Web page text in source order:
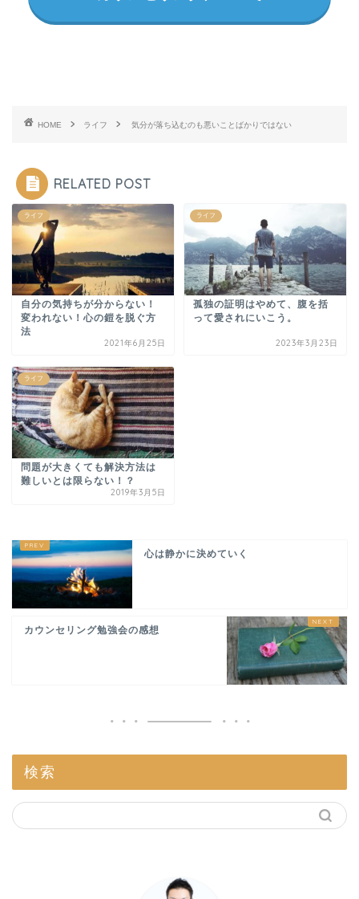
HOME ライフ 気分が落ち込むのも悪いことばかりではない
RELATED POST
ライフ
自分の気持ちが分からない！
変われない！心の鎧を脱ぐ方
法
2021年6月25日
ライフ
孤独の証明はやめて、腹を括
って愛されにいこう。
2023年3月23日
ライフ
問題が大きくても解決方法は
難しいとは限らない！？
2019年3月5日
心は静かに決めていく
カウンセリング勉強会の感想
検索